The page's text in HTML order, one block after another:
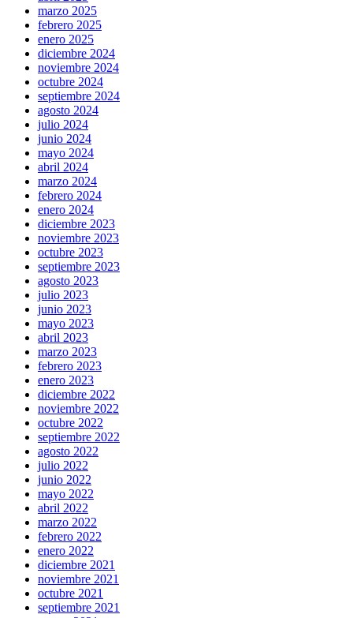
marzo 2025
febrero 2025
enero 2025
diciembre 2024
noviembre 2024
octubre 2024
septiembre 2024
agosto 2024
julio 2024
junio 2024
mayo 2024
abril 2024
marzo 2024
febrero 2024
enero 2024
diciembre 2023
noviembre 2023
octubre 2023
septiembre 2023
agosto 2023
julio 2023
junio 2023
mayo 2023
abril 2023
marzo 2023
febrero 2023
enero 2023
diciembre 2022
noviembre 2022
octubre 2022
septiembre 2022
agosto 2022
julio 2022
junio 2022
mayo 2022
abril 2022
marzo 2022
febrero 2022
enero 2022
diciembre 2021
noviembre 2021
octubre 2021
septiembre 2021